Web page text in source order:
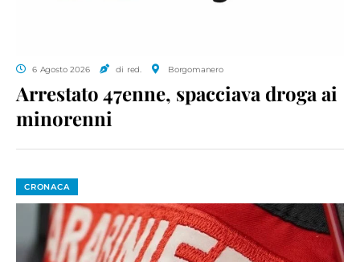
6 Agosto 2026 di red. Borgomanero
Arrestato 47enne, spacciava droga ai
minorenni
CRONACA